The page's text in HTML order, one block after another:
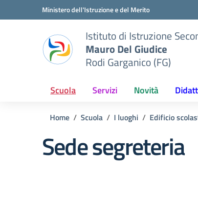
Vai ai contenuti
Vai al menu di navigazioneMinistero dell'Istruzione e del Merito
Istituto di Istruzione
Mauro Del Giudice
Rodi Garganico (FG)
Scuola Servizi Novità
Home Scuola I luoghi Edificio
Sede segreteria